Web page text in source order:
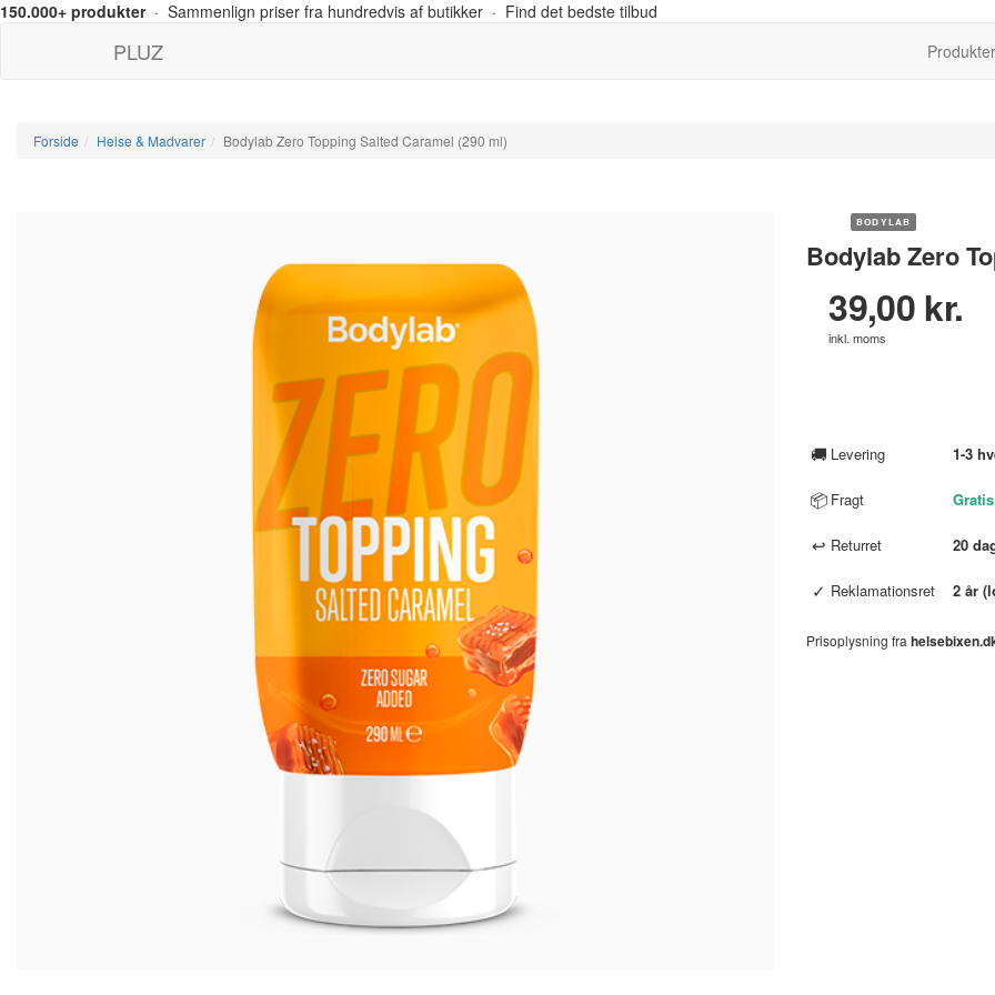
150.000+ produkter· Sammenlign priser fra hundredvis af butikker · Find det bedste tilbud
PLUZ Produkter
Forside Helse & Madvarer Bodylab Zero Topping Salted Caramel (290 ml)
BODYLAB
Bodylab Zero
39,00 kr.
inkl. moms
🚚 Levering 1-3
📦 Fragt Gratis
↩ Returret 20
✓ Reklamationsret 2 år
Prisoplysning fra